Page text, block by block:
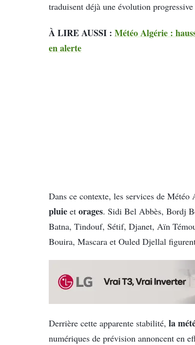
traduisent déjà une évolution
À LIRE AUSSI : Météo Algérie :
en alerte
Dans ce contexte, les services de
pluie et orages. Sidi Bel Abbès, Bordj
Batna, Tindouf, Sétif, Djanet, Aïn
Bouira, Mascara et Ouled Djellal
Derrière cette apparente stabilité, la
numériques de prévision annoncent en